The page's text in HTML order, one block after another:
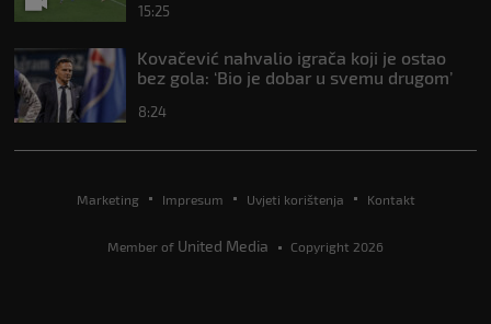
15:25
Kovačević nahvalio igrača koji je ostao
bez gola: ‘Bio je dobar u svemu drugom’
8:24
Marketing Impresum Uvjeti korištenja Kontakt
Member of United Media Copyright 2026